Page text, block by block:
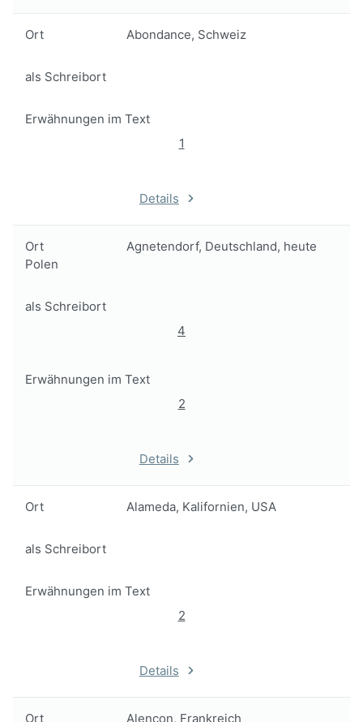
Ort Abondance, Schweiz
als Schreibort
Erwähnungen im Text
1
Details
Ort
Agnetendorf, Deutschland, heute
Polen
als Schreibort
4
Erwähnungen im Text
2
Details
Ort Alameda, Kalifornien, USA
als Schreibort
Erwähnungen im Text
2
Details
Ort Alençon, Frankreich